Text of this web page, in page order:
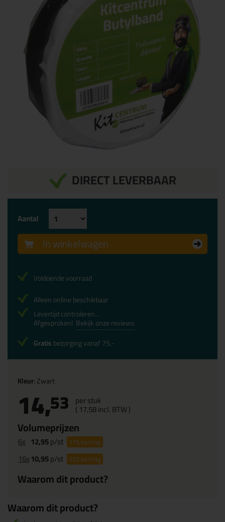
DIRECT LEVERBAAR
Kleur: Zwart
14,53 per stuk
( 17,58incl. BTW )
Volumeprijzen
6x 12,95p/st 11%korting
16x10,95p/st 25%korting
Waarom dit product?
Aantal
In winkelwagen
Voldoende voorraad
Alleen online beschikbaar
Levertijd controleren...
Afgesproken! Bekijk onze reviews
Gratisbezorging vanaf 75,-
Waarom dit product?